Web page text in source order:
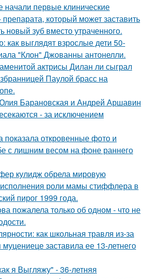
начали первые клинические
который может заставить
новый зуб вместо утраченного.
как выглядят взрослые дети 50-
"Клон" Джованны антонелли.
актрисы Дилан ли сыграл
Паулой брасс на
Барановская и Андрей Аршавин
- за исключением
показала откровенные фото и
с лишним весом на фоне раннего
кулидж обрела мировую
исполнения роли мамы стиффлера в
пирог 1999 года.
пожалела только об одном - что не
как школьная травля из-за
заставила ее 13-летнего
я Выгляжу" - 36-летняя